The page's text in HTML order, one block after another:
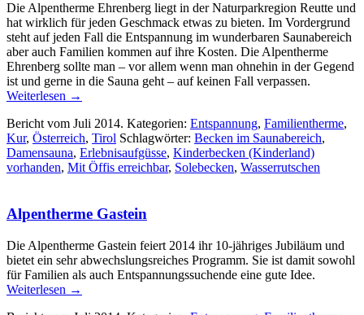
Die Alpentherme Ehrenberg liegt in der Naturparkregion Reutte und
hat wirklich für jeden Geschmack etwas zu bieten. Im Vordergrund
steht auf jeden Fall die Entspannung im wunderbaren Saunabereich
aber auch Familien kommen auf ihre Kosten. Die Alpentherme
Ehrenberg sollte man – vor allem wenn man ohnehin in der Gegend
ist und gerne in die Sauna geht – auf keinen Fall verpassen.
Weiterlesen →
Bericht vom Juli 2014. Kategorien: Entspannung, Familientherme,
Kur, Österreich, Tirol Schlagwörter: Becken im Saunabereich,
Damensauna, Erlebnisaufgüsse, Kinderbecken (Kinderland)
vorhanden, Mit Öffis erreichbar, Solebecken, Wasserrutschen
Alpentherme Gastein
Die Alpentherme Gastein feiert 2014 ihr 10-jähriges Jubiläum und
bietet ein sehr abwechslungsreiches Programm. Sie ist damit sowohl
für Familien als auch Entspannungssuchende eine gute Idee.
Weiterlesen →